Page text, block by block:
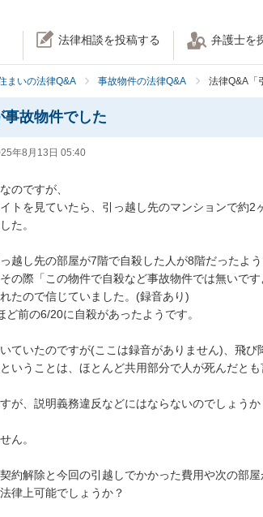
法律相談を投稿する 弁護士を
まいの法律Q&A 事故物件の法律Q&A 法律Q&A「
故物件でした
年8月13日 05:40
のですが、
トを見ていたら、引っ越し先のマンションで約2
た。
越し先の部屋が7階で自殺した人が8階だったよう
の際「この物件で自殺など事故物件では無いです
たので信じていました。(録音あり)
前の6/20に自殺があったようです。
ていたのですが(ここは録音がありません)、飛び
いうことは、ほとんど共用部分で人が死んだと
が、説明義務違反などにはならないのでしょうか
ん。
約解除と今回の引越しでかかった費用や次の部屋
律上可能でしょうか？